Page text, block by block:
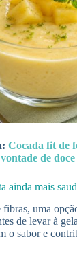
Cocada fit de
de doce
ainda mais
uma
de levar à
o sabor e